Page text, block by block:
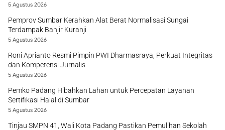
5 Agustus 2026
Pemprov Sumbar Kerahkan Alat Berat Normalisasi Sungai
Terdampak Banjir Kuranji
5 Agustus 2026
Roni Aprianto Resmi Pimpin PWI Dharmasraya, Perkuat Integritas
dan Kompetensi Jurnalis
5 Agustus 2026
Pemko Padang Hibahkan Lahan untuk Percepatan Layanan
Sertifikasi Halal di Sumbar
5 Agustus 2026
Tinjau SMPN 41, Wali Kota Padang Pastikan Pemulihan Sekolah